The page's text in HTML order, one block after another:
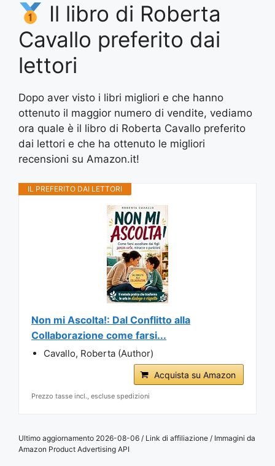
Il libro di Roberta
Cavallo preferito dai
lettori
Dopo aver visto i libri migliori e che hanno
ottenuto il maggior numero di vendite, vediamo
ora quale è il libro di Roberta Cavallo preferito
dai lettori e che ha ottenuto le migliori
recensioni su Amazon.it!
IL PREFERITO DAI LETTORI
Non mi Ascolta!: Dal Conflitto alla
Collaborazione come farsi...
Cavallo, Roberta (Author)
Acquista su Amazon
Prezzo tasse incl., escluse spedizioni
Ultimo aggiornamento 2026-08-06 / Link di affiliazione / Immagini da
Amazon Product Advertising API